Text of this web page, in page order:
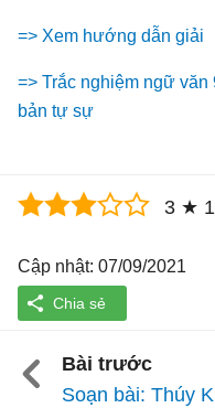
=> Xem hướng dẫn giải
=> Trắc nghiệm ngữ văn
bản tự sự
3 ★ 1
Cập nhật: 07/09/2021
Bài trước
Soạn bài: Thúy